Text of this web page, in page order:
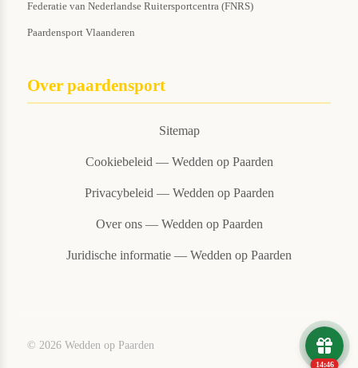
Federatie van Nederlandse Ruitersportcentra (FNRS)
Paardensport Vlaanderen
Over paardensport
Sitemap
Cookiebeleid — Wedden op Paarden
Privacybeleid — Wedden op Paarden
Over ons — Wedden op Paarden
Juridische informatie — Wedden op Paarden
© 2026 Wedden op Paarden
14:46